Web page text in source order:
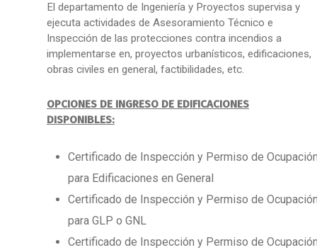
El departamento de Ingeniería y Proyectos supervisa y
ejecuta actividades de Asesoramiento Técnico e
Inspección de las protecciones contra incendios a
implementarse en, proyectos urbanísticos, edificaciones,
obras civiles en general, factibilidades, etc.
OPCIONES DE INGRESO DE EDIFICACIONES
DISPONIBLES:
Certificado de Inspección y Permiso de
para Edificaciones en General
Certificado de Inspección y Permiso de
para GLP o GNL
Certificado de Inspección y Permiso de